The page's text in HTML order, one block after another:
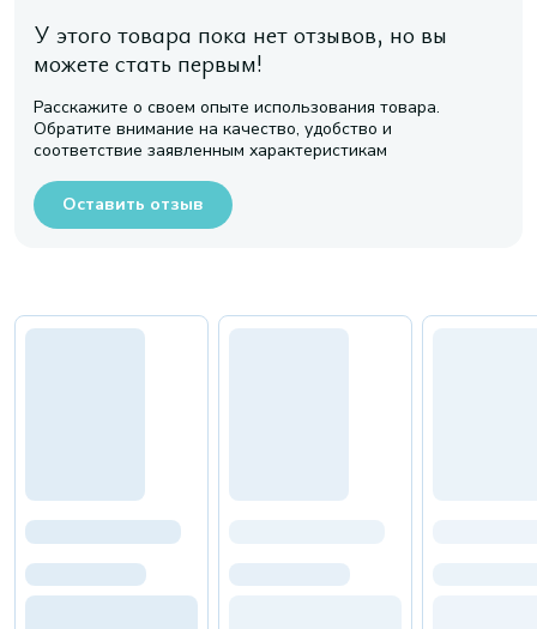
У этого товара пока нет отзывов, но вы
можете стать первым!
Расскажите о своем опыте использования товара.
Обратите внимание на качество, удобство и
соответствие заявленным характеристикам
Оставить отзыв